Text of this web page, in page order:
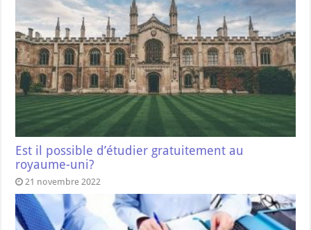
Est il possible d’étudier gratuitement au
royaume-uni?
21 novembre 2022